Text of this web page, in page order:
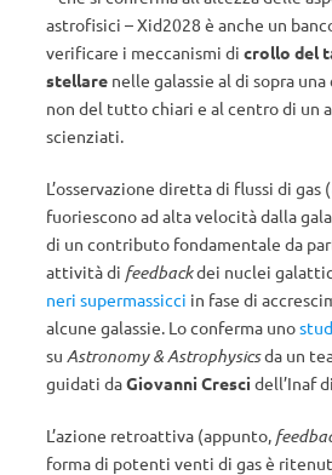
astrofisici – Xid2028 è anche un
verificare i meccanismi di crollo del
stellare nelle galassie al di sopra una
non del tutto chiari e al centro di un
scienziati.
L’osservazione diretta di flussi di gas (
fuoriescono ad alta velocità dalla
di un contributo fondamentale da
attività di feedbackdei nuclei
neri supermassicci in fase di
alcune galassie. Lo conferma uno
su Astronomy & Astrophysicsda un
guidati daGiovanni Cresci dell’Inaf
L’azione retroattiva (appunto,
forma di potenti venti di gas è